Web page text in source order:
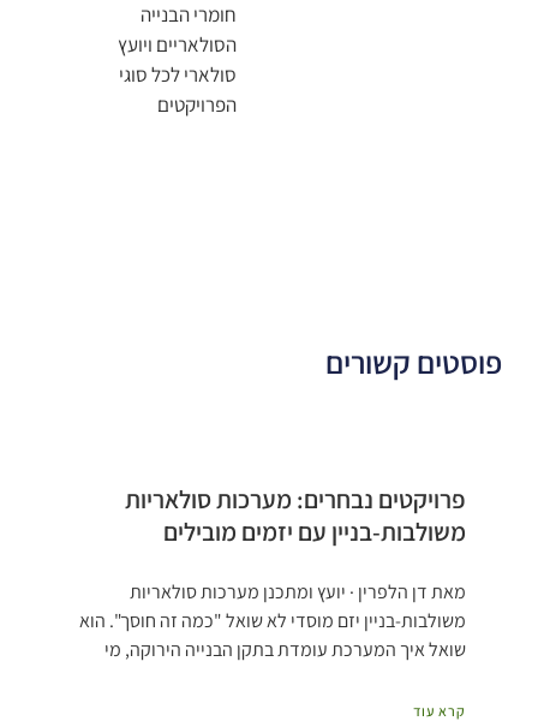
חומרי הבנייה
הסולאריים ויועץ
סולארי לכל סוגי
הפרויקטים
פוסטים קשורים
פרויקטים נבחרים: מערכות סולאריות
משולבות-בניין עם יזמים מובילים
מאת דן הלפרין · יועץ ומתכנן מערכות סולאריות
משולבות-בניין יזם מוסדי לא שואל "כמה זה חוסך". הוא
שואל איך המערכת עומדת בתקן הבנייה הירוקה, מי
קרא עוד